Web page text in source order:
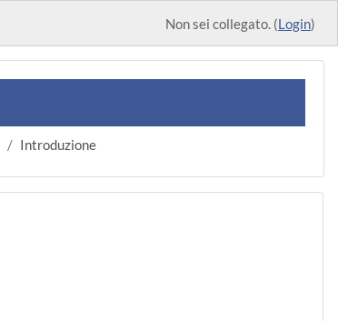
Non sei collegato. (Login)
Introduzione